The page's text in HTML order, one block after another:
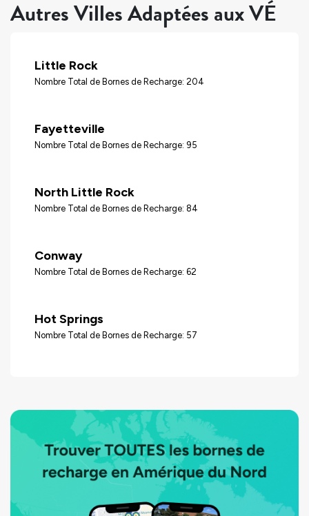
Autres Villes Adaptées aux VÉ
Little Rock
Nombre Total de Bornes de Recharge: 204
Fayetteville
Nombre Total de Bornes de Recharge: 95
North Little Rock
Nombre Total de Bornes de Recharge: 84
Conway
Nombre Total de Bornes de Recharge: 62
Hot Springs
Nombre Total de Bornes de Recharge: 57